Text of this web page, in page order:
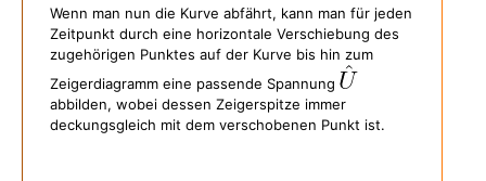
Wenn man nun die Kurve abfährt, kann man für jeden
Zeitpunkt durch eine horizontale Verschiebung des
zugehörigen Punktes auf der Kurve bis hin zum
Zeigerdiagramm eine passende Spannung
abbilden, wobei dessen Zeigerspitze immer
deckungsgleich mit dem verschobenen Punkt ist.